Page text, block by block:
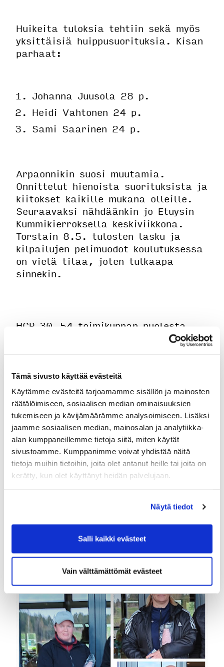
Tämä sivusto käyttää evästeitä
Käytämme evästeitä tarjoamamme sisällön ja mainosten
räätälöimiseen, sosiaalisen median ominaisuuksien
tukemiseen ja kävijämäärämme analysoimiseen. Lisäksi
jaamme sosiaalisen median, mainosalan ja analytiikka-
alan kumppaneillemme tietoja siitä, miten käytät
sivustoamme. Kumppanimme voivat yhdistää näitä
tietoja muihin tietoihin, joita olet antanut heille tai joita on
kerätty, kun olet käyttänyt heidän palvelujaan.
Näytä tiedot
Salli kaikki evästeet
Vain välttämättömät evästeet
Huikeita tuloksia tehtiin sekä myös
yksittäisiä huippusuorituksia. Kisan
parhaat:
Johanna Juusola 28 p.
Heidi Vahtonen 24 p.
Sami Saarinen 24 p.
Arpaonnikin suosi muutamia.
Onnittelut hienoista suorituksista ja
kiitokset kaikille mukana olleille.
Seuraavaksi nähdäänkin jo Etuysin
Kummikierroksella keskiviikkona.
Torstain 8.5. tulosten lasku ja
kilpailujen pelimuodot koulutuksessa
on vielä tilaa, joten tulkaapa
sinnekin.
HCP 30-54 toimikunnan puolesta,